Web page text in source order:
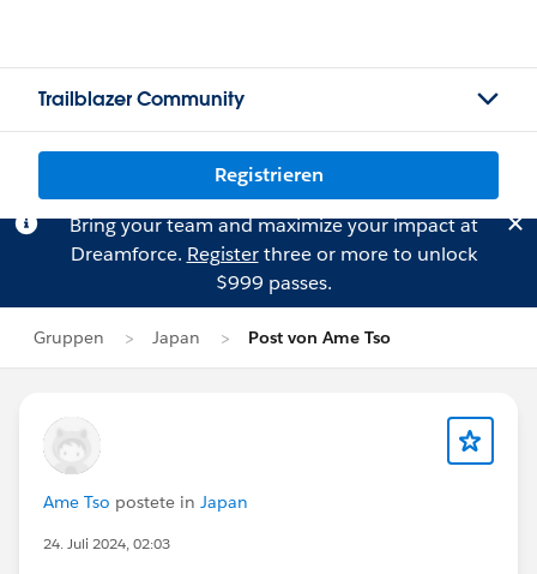
Trailblazer Community
Registrieren
Bring your team and maximize your impact at
Dreamforce. Registerthree or more to unlock
$999 passes.
Gruppen Japan Post von Ame Tso
Ame Tso postete in Japan
24. Juli 2024, 02:03